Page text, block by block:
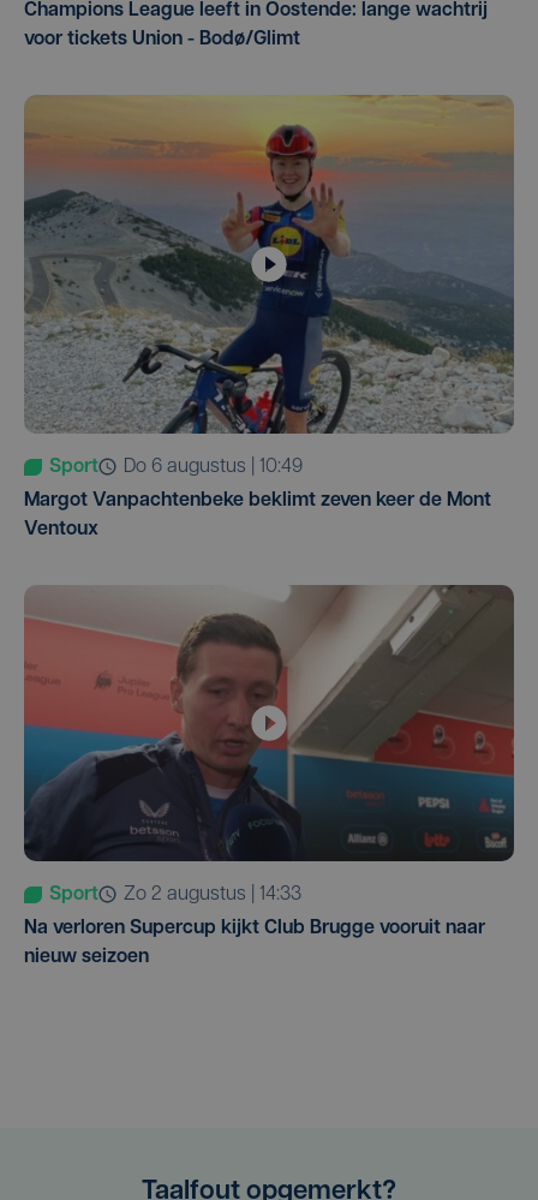
Champions League leeft in Oostende: lange wachtrij
voor tickets Union - Bodø/Glimt
Sport
do 6 augustus | 10:49
Margot Vanpachtenbeke beklimt zeven keer de Mont
Ventoux
Sport
zo 2 augustus | 14:33
Na verloren Supercup kijkt Club Brugge vooruit naar
nieuw seizoen
Taalfout opgemerkt?